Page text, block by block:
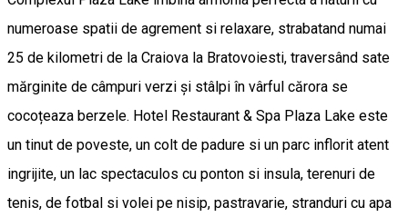
numeroase spatii de agrement si relaxare, strabatand numai
25 de kilometri de la Craiova la Bratovoiesti, traversând sate
mărginite de câmpuri verzi și stâlpi în vârful cărora se
cocoțeaza berzele. Hotel Restaurant & Spa Plaza Lake este
un tinut de poveste, un colt de padure si un parc inflorit atent
ingrijite, un lac spectaculos cu ponton si insula, terenuri de
tenis, de fotbal si volei pe nisip, pastravarie, stranduri cu apa